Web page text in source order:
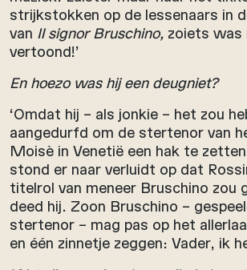
strijkstokken op de lessenaars in
van Il signor Bruschino, zoiets was
vertoond!’
En hoezo was hij een deugniet?
‘Omdat hij – als jonkie – het zou
aangedurfd om de stertenor van
Moisè in Venetië een hak te
stond er naar verluidt op dat
titelrol van meneer Bruschino zou
deed hij. Zoon Bruschino –
stertenor – mag pas op het
en één zinnetje zeggen: Vader, ik